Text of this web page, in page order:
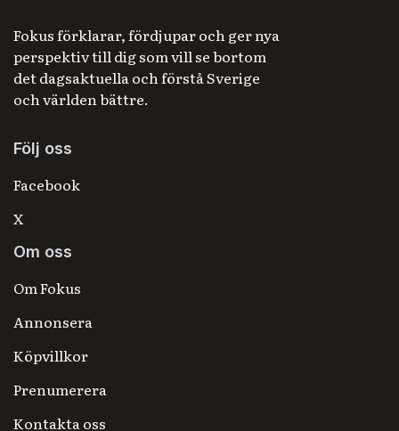
Fokus förklarar, fördjupar och ger nya
perspektiv till dig som vill se bortom
det dagsaktuella och förstå Sverige
och världen bättre.
Följ oss
Facebook
X
Om oss
Om Fokus
Annonsera
Köpvillkor
Prenumerera
Kontakta oss